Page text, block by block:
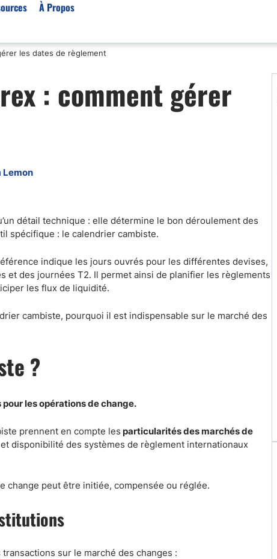
Or XAU/USD
Effet de levier
Trading du pétrole
Courtiers MT4
Comptes démo
Apps de trading
À Propos
les dates de règlement
: comment gérer
Lemon
détail technique : elle détermine le bon déroulement des
spécifique : le calendrier cambiste.
indique les jours ouvrés pour les différentes devises,
et des journées T2. Il permet ainsi de planifier les règlements
les flux de liquidité.
cambiste, pourquoi il est indispensable sur le marché des
?
les opérations de change.
prennent en compte les particularités des marchés de
disponibilité des systèmes de règlement internationaux
change peut être initiée, compensée ou réglée.
sur le marché des changes :